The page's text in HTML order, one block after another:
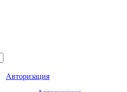
Авторизация